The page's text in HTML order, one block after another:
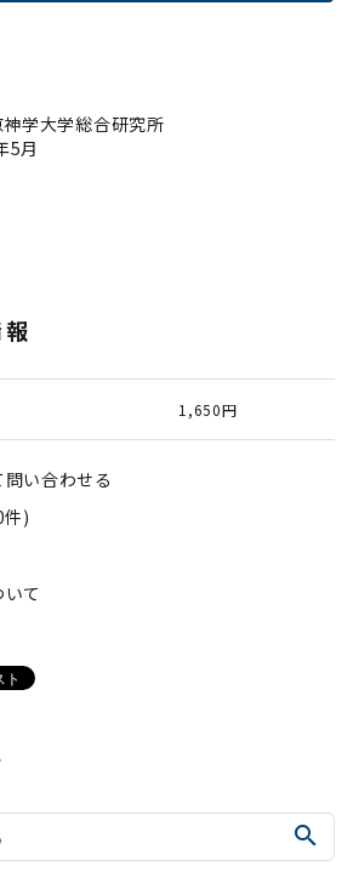
学大学総合研究所
5月
1,650円
い合わせる
件)
て
search